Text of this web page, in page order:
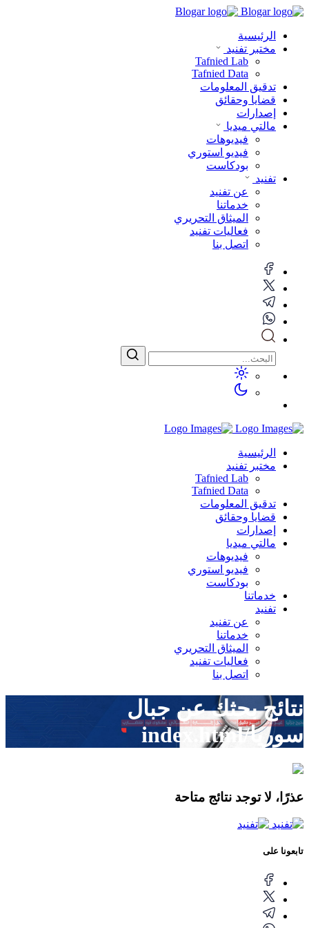
الرئيسية
مختبر تفنيد
Tafnied Lab
Tafnied Data
تدقيق المعلومات
قضايا وحقائق
إصدارات
مالتي ميديا
فيديوهات
فيديو استوري
بودكاست
تفنيد
عن تفنيد
خدماتنا
الميثاق التحريري
فعاليات تفنيد
اتصل بنا
الرئيسية
مختبر تفنيد
Tafnied Lab
Tafnied Data
تدقيق المعلومات
قضايا وحقائق
إصدارات
مالتي ميديا
فيديوهات
فيديو استوري
بودكاست
خدماتنا
تفنيد
عن تفنيد
خدماتنا
الميثاق التحريري
فعاليات تفنيد
اتصل بنا
نتائج بحثك عن جبال
سوريا/index.html
عذرًا، لا توجد نتائج متاحة
تابعونا على